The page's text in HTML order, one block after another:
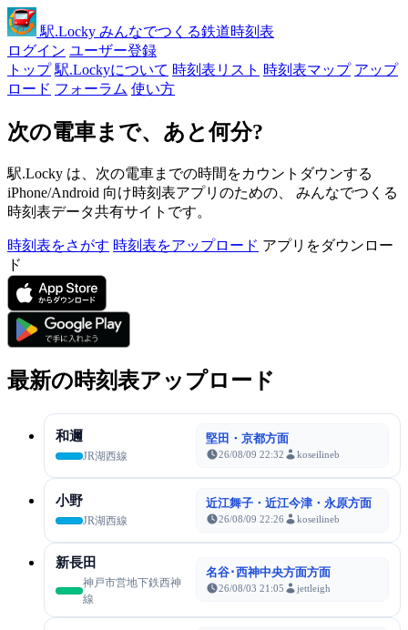
駅.Locky みんなでつくる鉄道時刻表
ログイン ユーザー登録
トップ 駅.Lockyについて 時刻表リスト 時刻表マップ アップ
ロード フォーラム 使い方
次の電車まで、あと何分?
駅.Locky は、次の電車までの時間をカウントダウンする
iPhone/Android 向け時刻表アプリのための、 みんなでつくる
時刻表データ共有サイトです。
時刻表をさがす 時刻表をアップロード アプリをダウンロー
ド
最新の時刻表アップロード
和邇
JR湖西線
堅田・京都方面
26/08/09 22:32 koseilineb
小野
JR湖西線
近江舞子・近江今津・永原方面
26/08/09 22:26 koseilineb
新長田
神戸市営地下鉄西神
線
名谷･西神中央方面方面
26/08/03 21:05 jettleigh